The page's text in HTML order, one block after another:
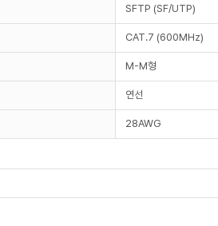
SFTP (SF/UTP)
CAT.7 (600MHz)
M-M형
연선
28AWG